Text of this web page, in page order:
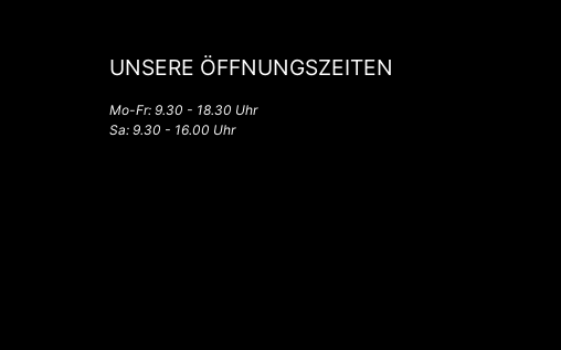
UNSERE ÖFFNUNGSZEITEN
Mo-Fr: 9.30 - 18.30 Uhr
Sa: 9.30 - 16.00 Uhr